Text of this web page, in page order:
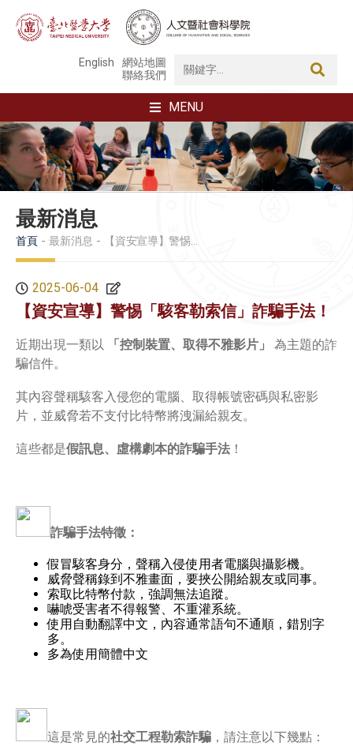
English
網站地圖
聯絡我們
MENU
最新消息
首頁 最新消息 【資安宣導】警惕「駭客勒索信」詐騙手法！
2025-06-04
【資安宣導】警惕「駭客勒索信」詐騙手法！
近期出現一類以 「控制裝置、取得不雅影片」
為主題的詐
騙信件。
其內容聲稱駭客入侵您的電腦、取得帳號密碼與私密影
片，並威脅若不支付比特幣將洩漏給親友。
這些都是假訊息、虛構劇本的詐騙手法 ！
詐騙手法特徵：
假冒駭客身分，聲稱入侵使用者電腦與攝影機。
威脅聲稱錄到不雅畫面，要挾公開給親友或同事。
索取比特幣付款，強調無法追蹤。
嚇唬受害者不得報警、不重灌系統。
使用自動翻譯中文，內容通常語句不通順，錯別字
多。
多為使用簡體中文
這是常見的社交工程勒索詐騙 ，請注意以下幾點：